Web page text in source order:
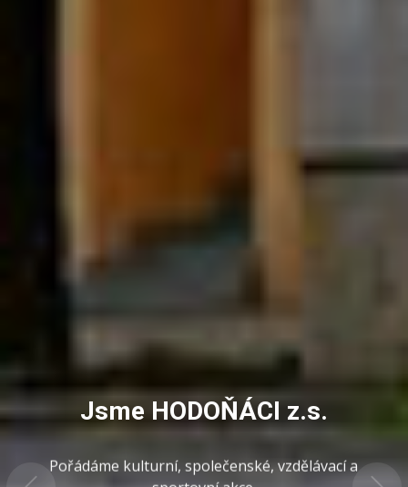
Jsme HODOŇÁCI z.s.
Pořádáme kulturní, společenské, vzdělávací a